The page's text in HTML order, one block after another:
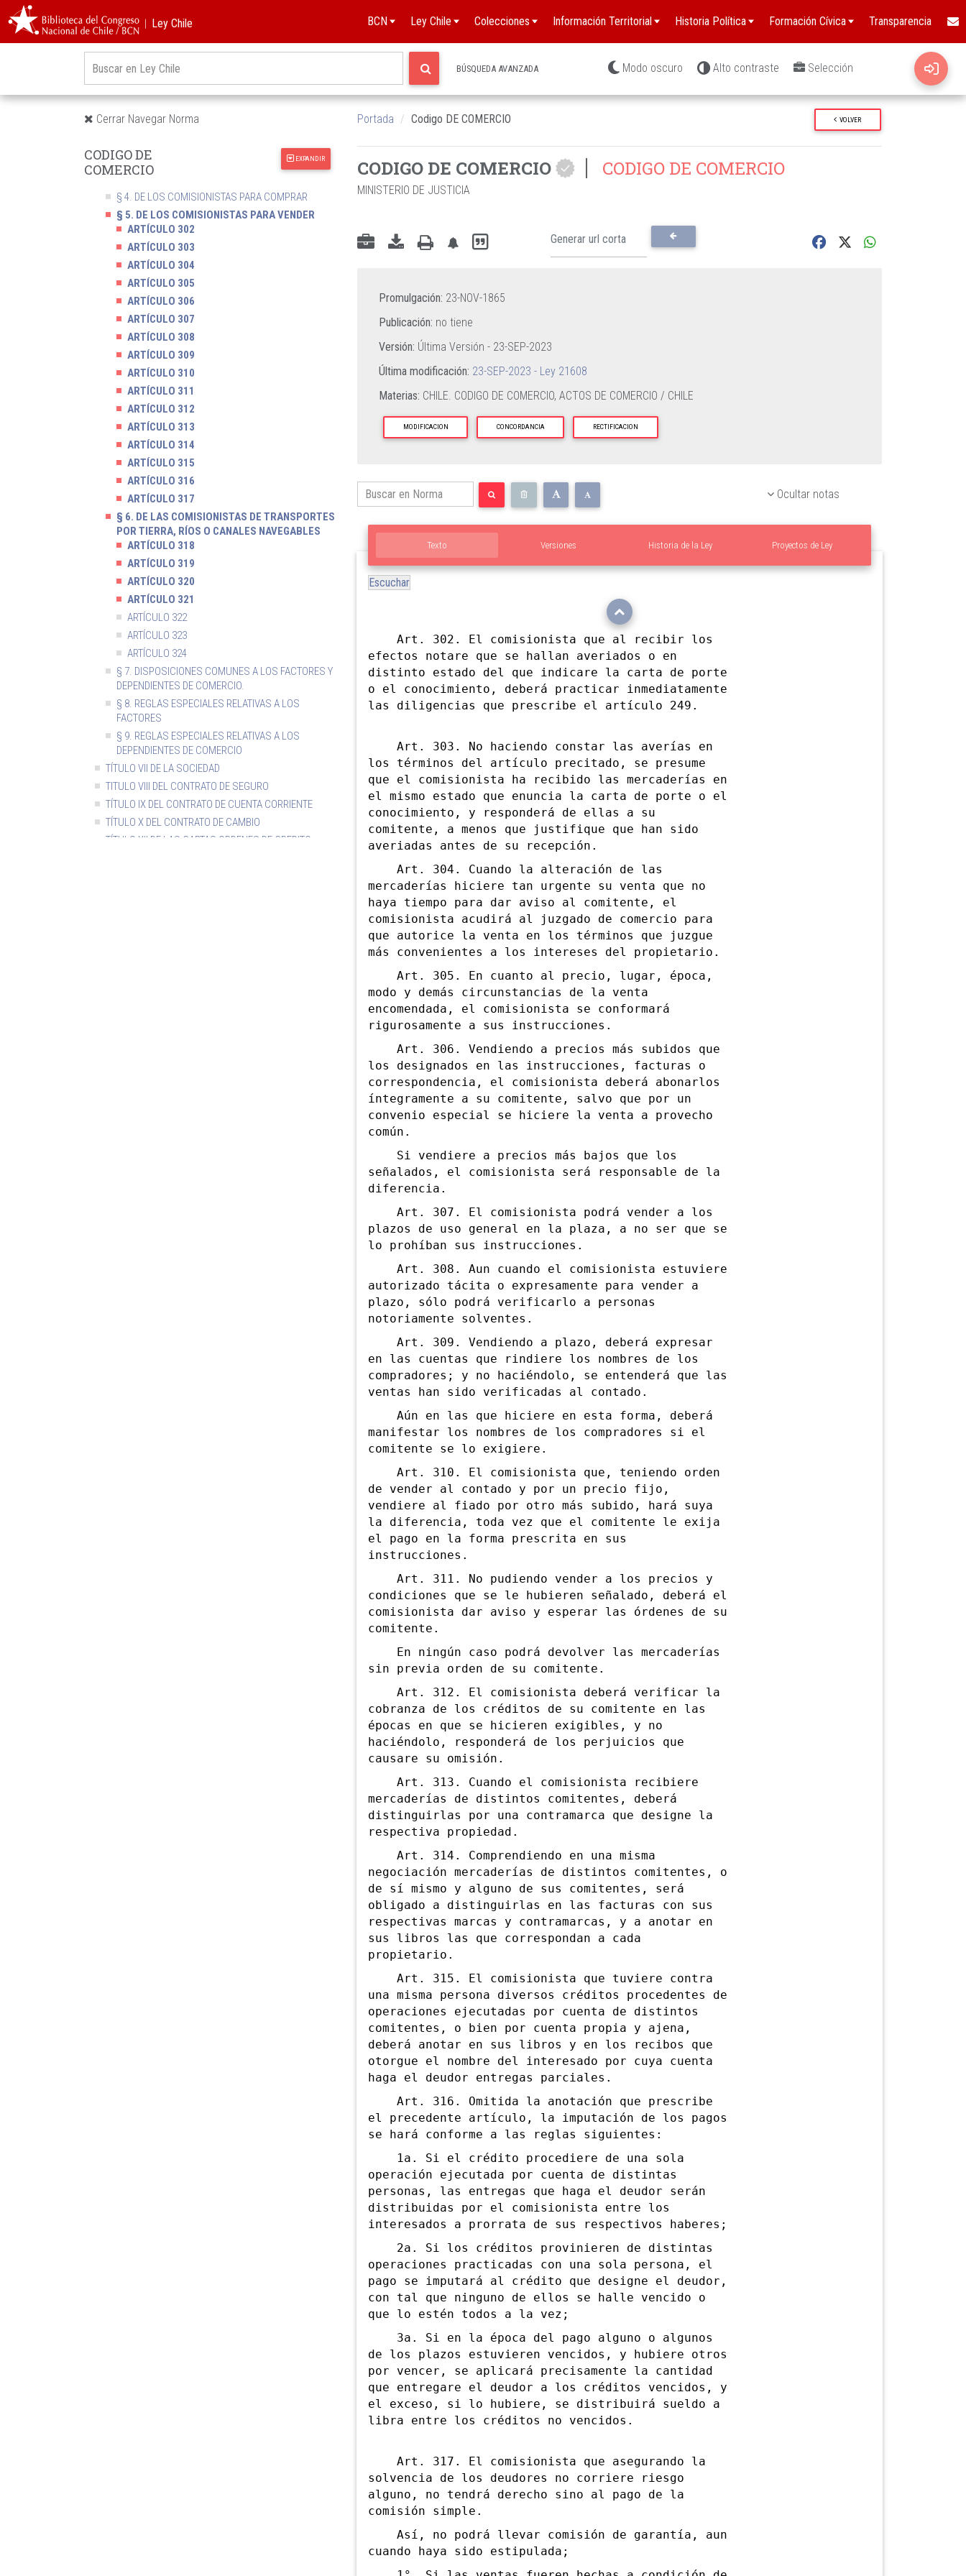
︱Ley Chile BCN Ley Chile Colecciones Información Territorial Historia Política Formación Cívica Transparencia
BÚSQUEDA AVANZADA Modo oscuro Alto contraste Selección
Cerrar Navegar Norma Portada Codigo DE COMERCIO VOLVER
CODIGO DE
COMERCIO
EXPANDIR
TÍTULO II DE LA COMPRAVENTA
TÍTULO III DE LA PERMUTACION
TÍTULO IV DE LA CESION DE CREDITOS MERCANTILES
TÍTULO V DEL TRANSPORTES POR TIERRA, LAGOS,
CANALES O RIOS NAVEGABLES
TÍTULO VI DEL MANDATO COMERCIAL
§ 1. DEFINICIONES Y CLASIFICACIONES
§ 3. DISPOSICIONES COMUNES A TODA CLASE DE
COMISIONISTAS
§ 4. DE LOS COMISIONISTAS PARA COMPRAR
§ 5. DE LOS COMISIONISTAS PARA VENDER
ARTÍCULO 302
ARTÍCULO 303
ARTÍCULO 304
ARTÍCULO 305
ARTÍCULO 306
ARTÍCULO 307
ARTÍCULO 308
ARTÍCULO 309
ARTÍCULO 310
ARTÍCULO 311
ARTÍCULO 312
ARTÍCULO 313
ARTÍCULO 314
ARTÍCULO 315
ARTÍCULO 316
ARTÍCULO 317
§ 6. DE LAS COMISIONISTAS DE TRANSPORTES
POR TIERRA, RÍOS O CANALES NAVEGABLES
ARTÍCULO 318
ARTÍCULO 319
ARTÍCULO 320
ARTÍCULO 321
ARTÍCULO 322
ARTÍCULO 323
ARTÍCULO 324
§ 7. DISPOSICIONES COMUNES A LOS FACTORES Y
DEPENDIENTES DE COMERCIO.
§ 8. REGLAS ESPECIALES RELATIVAS A LOS
FACTORES
§ 9. REGLAS ESPECIALES RELATIVAS A LOS
DEPENDIENTES DE COMERCIO
TÍTULO VII DE LA SOCIEDAD
TITULO VIII DEL CONTRATO DE SEGURO
TÍTULO IX DEL CONTRATO DE CUENTA CORRIENTE
TÍTULO X DEL CONTRATO DE CAMBIO
TÍTULO XII DE LAS CARTAS ORDENES DE CREDITO
CODIGO DE COMERCIO CODIGO DE COMERCIO
MINISTERIO DE JUSTICIA
Promulgación: 23-NOV-1865
Publicación: no tiene
Versión: Última Versión - 23-SEP-2023
Última modificación: 23-SEP-2023 - Ley 21608
Materias: CHILE. CODIGO DE COMERCIO, ACTOS DE COMERCIO / CHILE
MODIFICACION CONCORDANCIA RECTIFICACION
Ocultar notas
Texto Versiones Proyectos de Ley
Historia de la Ley
Escuchar
Art. 302. El comisionista que al recibir los
efectos notare que se hallan averiados o en
distinto estado del que indicare la carta de porte
o el conocimiento, deberá practicar inmediatamente
las diligencias que prescribe el artículo 249.
Art. 303. No haciendo constar las averías en
los términos del artículo precitado, se presume
que el comisionista ha recibido las mercaderías en
el mismo estado que enuncia la carta de porte o el
conocimiento, y responderá de ellas a su
comitente, a menos que justifique que han sido
averiadas antes de su recepción.
Art. 304. Cuando la alteración de las
mercaderías hiciere tan urgente su venta que no
haya tiempo para dar aviso al comitente, el
comisionista acudirá al juzgado de comercio para
que autorice la venta en los términos que juzgue
más convenientes a los intereses del propietario.
Art. 305. En cuanto al precio, lugar, época,
modo y demás circunstancias de la venta
encomendada, el comisionista se conformará
rigurosamente a sus instrucciones.
Art. 306. Vendiendo a precios más subidos que
los designados en las instrucciones, facturas o
correspondencia, el comisionista deberá abonarlos
íntegramente a su comitente, salvo que por un
convenio especial se hiciere la venta a provecho
común.
Si vendiere a precios más bajos que los
señalados, el comisionista será responsable de la
diferencia.
Art. 307. El comisionista podrá vender a los
plazos de uso general en la plaza, a no ser que se
lo prohíban sus instrucciones.
Art. 308. Aun cuando el comisionista estuviere
autorizado tácita o expresamente para vender a
plazo, sólo podrá verificarlo a personas
notoriamente solventes.
Art. 309. Vendiendo a plazo, deberá expresar
en las cuentas que rindiere los nombres de los
compradores; y no haciéndolo, se entenderá que las
ventas han sido verificadas al contado.
Aún en las que hiciere en esta forma, deberá
manifestar los nombres de los compradores si el
comitente se lo exigiere.
Art. 310. El comisionista que, teniendo orden
de vender al contado y por un precio fijo,
vendiere al fiado por otro más subido, hará suya
la diferencia, toda vez que el comitente le exija
el pago en la forma prescrita en sus
instrucciones.
Art. 311. No pudiendo vender a los precios y
condiciones que se le hubieren señalado, deberá el
comisionista dar aviso y esperar las órdenes de su
comitente.
En ningún caso podrá devolver las mercaderías
sin previa orden de su comitente.
Art. 312. El comisionista deberá verificar la
cobranza de los créditos de su comitente en las
épocas en que se hicieren exigibles, y no
haciéndolo, responderá de los perjuicios que
causare su omisión.
Art. 313. Cuando el comisionista recibiere
mercaderías de distintos comitentes, deberá
distinguirlas por una contramarca que designe la
respectiva propiedad.
Art. 314. Comprendiendo en una misma
negociación mercaderías de distintos comitentes, o
de sí mismo y alguno de sus comitentes, será
obligado a distinguirlas en las facturas con sus
respectivas marcas y contramarcas, y a anotar en
sus libros las que correspondan a cada
propietario.
Art. 315. El comisionista que tuviere contra
una misma persona diversos créditos procedentes de
operaciones ejecutadas por cuenta de distintos
comitentes, o bien por cuenta propia y ajena,
deberá anotar en sus libros y en los recibos que
otorgue el nombre del interesado por cuya cuenta
haga el deudor entregas parciales.
Art. 316. Omitida la anotación que prescribe
el precedente artículo, la imputación de los pagos
se hará conforme a las reglas siguientes:
1a. Si el crédito procediere de una sola
operación ejecutada por cuenta de distintas
personas, las entregas que haga el deudor serán
distribuidas por el comisionista entre los
interesados a prorrata de sus respectivos haberes;
2a. Si los créditos provinieren de distintas
operaciones practicadas con una sola persona, el
pago se imputará al crédito que designe el deudor,
con tal que ninguno de ellos se halle vencido o
que lo estén todos a la vez;
3a. Si en la época del pago alguno o algunos
de los plazos estuvieren vencidos, y hubiere otros
por vencer, se aplicará precisamente la cantidad
que entregare el deudor a los créditos vencidos, y
el exceso, si lo hubiere, se distribuirá sueldo a
libra entre los créditos no vencidos.
Art. 317. El comisionista que asegurando la
solvencia de los deudores no corriere riesgo
alguno, no tendrá derecho sino al pago de la
comisión simple.
Así, no podrá llevar comisión de garantía, aun
cuando haya sido estipulada;